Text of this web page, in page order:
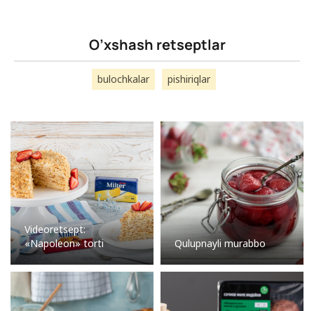
O’xshash retseptlar
bulochkalar pishiriqlar
Videoretsept:
«Napoleon» torti
Qulupnayli murabbo